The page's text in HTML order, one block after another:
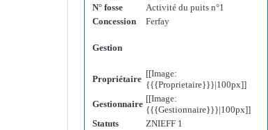
N° fosse
Activité du puits n°1
Concession
Ferfay
Gestion
Propriétaire
[[Image:
{{{Proprietaire}}}|100px]]
Gestionnaire
[[Image:
{{{Gestionnaire}}}|100px]]
Statuts
ZNIEFF 1